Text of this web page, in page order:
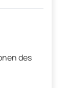
des